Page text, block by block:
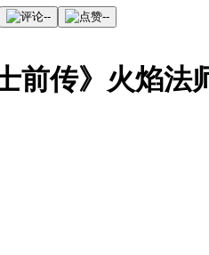
-- --
前传》火焰